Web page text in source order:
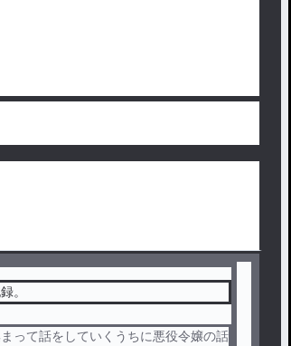
。
って話をしていくうちに悪役令嬢の話